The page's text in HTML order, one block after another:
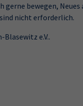
bewegen,
nicht erforderlich.
e.V..